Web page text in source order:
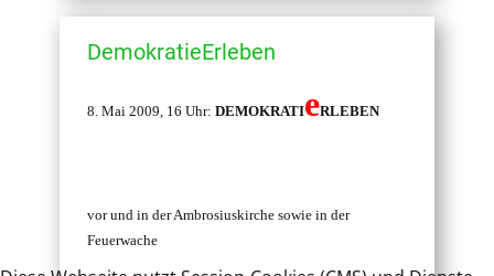
DemokratieErleben
8. Mai 2009, 16 Uhr: DEMOKRATIeRLEBEN
vor und in der Ambrosiuskirche sowie in der
Feuerwache